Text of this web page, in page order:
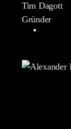
Tim Dagott
Gründer